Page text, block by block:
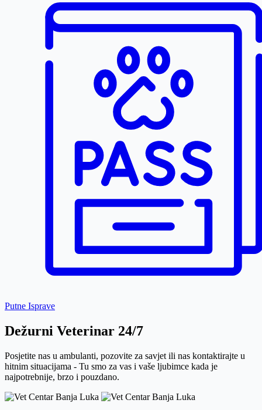
Putne Isprave
Dežurni Veterinar 24/7
Posjetite nas u ambulanti, pozovite za savjet ili nas kontaktirajte u
hitnim situacijama - Tu smo za vas i vaše ljubimce kada je
najpotrebnije, brzo i pouzdano.